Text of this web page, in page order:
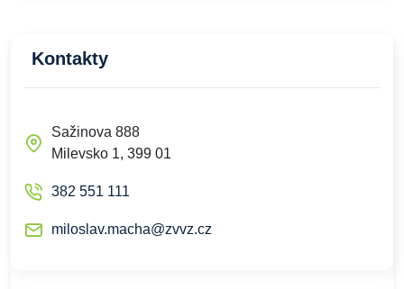
Kontakty
Sažinova 888
Milevsko 1, 399 01
382 551 111
miloslav.macha@zvvz.cz